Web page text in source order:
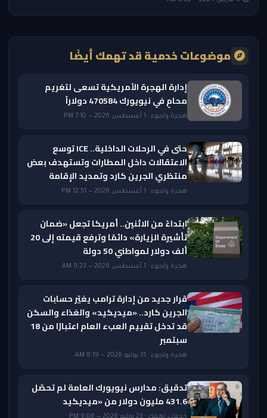
موضوعات خدمية قد تهمك أيضًا
إدارة الهجرة الأمريكية تسعى لتغريم
محامٍ في نيويورك 470584 دولاراً
هجرة ولجوء · 1 أغسطس 2026 — 7:10 PM
حتى في الرحلات الداخلية.. ICE توسع
الاعتقالات داخل المطارات وتستهدف بعض
منتظري الجرين كارد وتمديد الإقامة
هجرة ولجوء · 1 أغسطس 2026 — 12:51 PM
ابتداءً من الاثنين.. أمريكا تجعل «ضمان
تأشيرة الزيارة» دائمًا وترفع قيمته إلى 20
ألف دولار لمواطني 50 دولة
هجرة ولجوء · 1 أغسطس 2026 — 9:23 AM
قرار جديد من إدارة ترامب يغيّر حسابات
الجرين كارد.. «ميديكيد» والغذاء والسكن
قد تدخل تقييم العبء العام اعتبارًا من 18
سبتمبر
هجرة ولجوء · 31 يوليو 2026 — 8:19 AM
تدقيق: مدارس نيويورك العامة لم تحصّل
431.6 مليون دولار من «ميديكيد